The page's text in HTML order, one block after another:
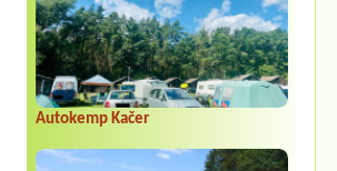
Autokemp Kačer